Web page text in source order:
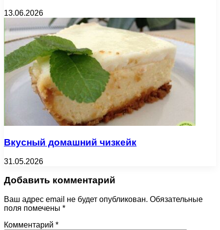
13.06.2026
Вкусный домашний чизкейк
31.05.2026
Добавить комментарий
Ваш адрес email не будет опубликован. Обязательные
поля помечены *
Комментарий *